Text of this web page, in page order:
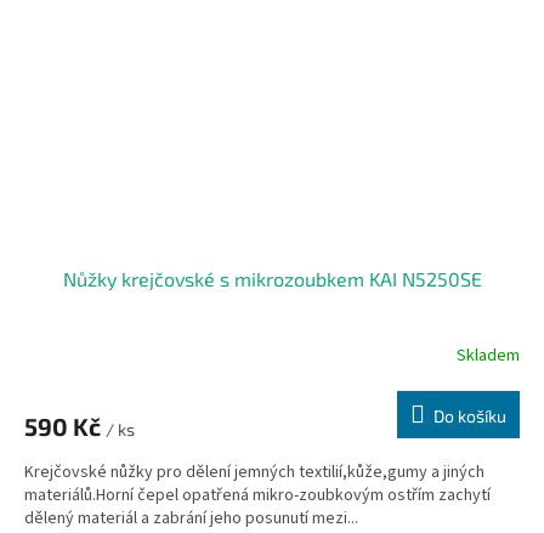
Nůžky krejčovské s mikrozoubkem KAI N5250SE
Skladem
590 Kč / ks
Do košíku
Krejčovské nůžky pro dělení jemných textilií,kůže,gumy a jiných
materiálů.Horní čepel opatřená mikro-zoubkovým ostřím zachytí
dělený materiál a zabrání jeho posunutí mezi...